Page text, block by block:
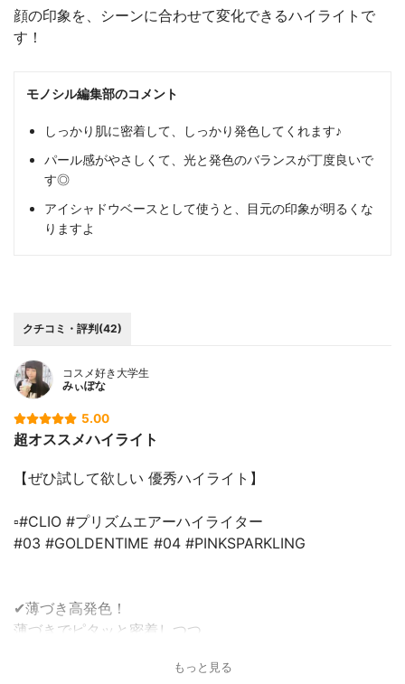
顔の印象を、シーンに合わせて変化できるハイライトで
す！
モノシル編集部のコメント
しっかり肌に密着して、しっかり発色してくれます♪
パール感がやさしくて、光と発色のバランスが丁度良いで
す◎
アイシャドウベースとして使うと、目元の印象が明るくな
りますよ
クチコミ・評判(42)
コスメ好き大学生
みぃぽな
5.00
超オススメハイライト
【ぜひ試して欲しい 優秀ハイライト】
▫️#CLIO #プリズムエアーハイライター
#03 #GOLDENTIME #04 #PINKSPARKLING
✔薄づき高発色！
薄づきでピタッと密着しつつ、
綺麗なツヤを作ることができます！
もっと見る